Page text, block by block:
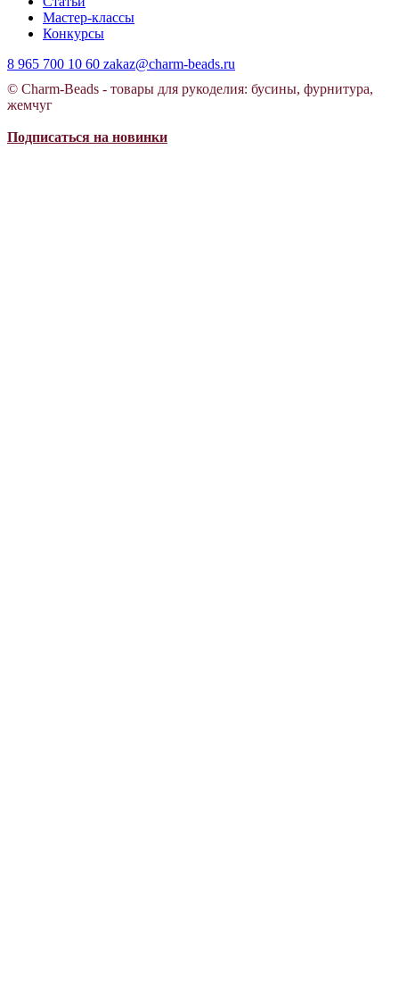
Мастер-классы
Конкурсы
8 965 700 10 60 zakaz@charm-beads.ru
© Charm-Beads - товары для рукоделия: бусины, фурнитура,
жемчуг
Подписаться на новинки